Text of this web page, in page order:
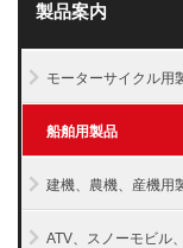
製品案内
モーターサイクル用
船舶用製品
建機、農機、産機用
ATV、スノーモビル